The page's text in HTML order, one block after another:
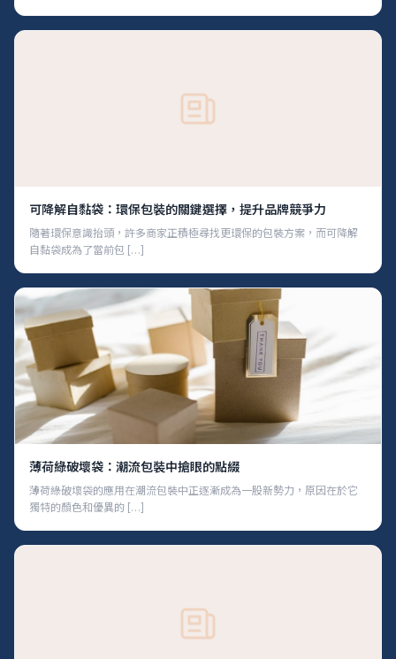
可降解自黏袋：環保包裝的關鍵選擇，提升品牌競爭力
隨著環保意識抬頭，許多商家正積極尋找更環保的包裝方案，而可降解
自黏袋成為了當前包 […]
薄荷綠破壞袋：潮流包裝中搶眼的點綴
薄荷綠破壞袋的應用在潮流包裝中正逐漸成為一股新勢力，原因在於它
獨特的顏色和優異的 […]